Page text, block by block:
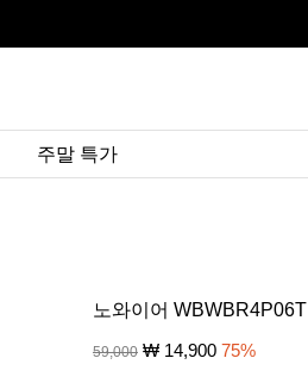
주말 특가
노와이어 WBWBR4P06T
59,000 ₩ 14,900 75%